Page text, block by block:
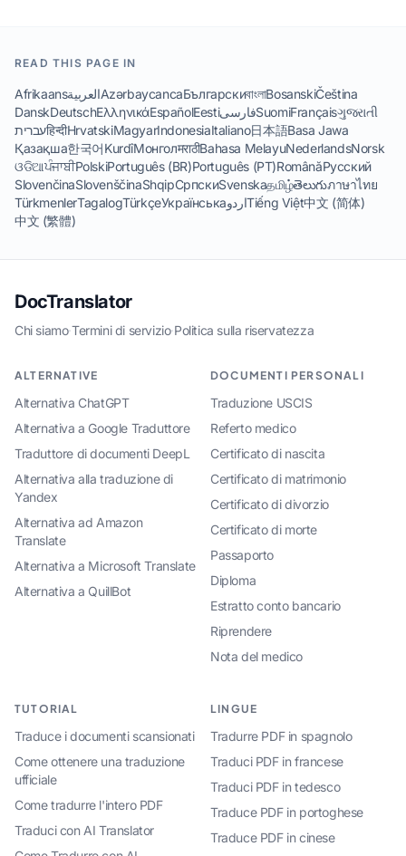
READ THIS PAGE IN
AfrikaansالعربيةAzərbaycancaБългарскиবাংলাBosanskiČeština
DanskDeutschΕλληνικάEspañolEestiفارسیSuomiFrançaisગુજરાતી
עבריתहिन्दीHrvatskiMagyarIndonesiaItaliano日本語Basa Jawa
Қазақша한국어KurdîМонголमराठीBahasa MelayuNederlandsNorsk
ଓଡିଆਪੰਜਾਬੀPolskiPortuguês (BR)Português (PT)RomânăРусский
SlovenčinaSlovenščinaShqipСрпскиSvenskaதமிழ்తెలుగుภาษาไทย
TürkmenlerTagalogTürkçeУкраїнськаاردوTiếng Việt中文 (简体)
中文 (繁體)
DocTranslator
Chi siamo·Termini di servizio·Politica sulla riservatezza
ALTERNATIVE
Alternativa ChatGPT
Alternativa a Google Traduttore
Traduttore di documenti DeepL
Alternativa alla traduzione di
Yandex
Alternativa ad Amazon
Translate
Alternativa a Microsoft Translate
Alternativa a QuillBot
DOCUMENTI PERSONALI
Traduzione USCIS
Referto medico
Certificato di nascita
Certificato di matrimonio
Certificato di divorzio
Certificato di morte
Passaporto
Diploma
Estratto conto bancario
Riprendere
Nota del medico
TUTORIAL
Traduce i documenti scansionati
Come ottenere una traduzione
ufficiale
Come tradurre l'intero PDF
Traduci con AI Translator
LINGUE
Tradurre PDF in spagnolo
Traduci PDF in francese
Traduci PDF in tedesco
Traduce PDF in portoghese
Traduce PDF in cinese